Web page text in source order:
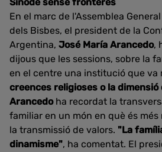
En el marc de l'Assemblea
dels Bisbes, el president de la
Argentina, José María Arancedo,
dijous que les sessions, sobre la
en el centre una institució que va
creences religioses o la
Arancedoha recordat la
familiar en un món en què és més
la transmissió de valors. "La
dinamisme", ha comentat. El